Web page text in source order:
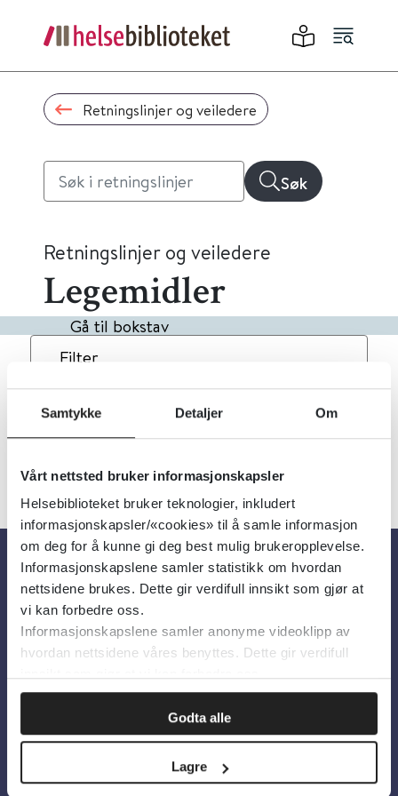
Samtykke Detaljer Om
Vårt nettsted bruker informasjonskapsler
Helsebiblioteket bruker teknologier, inkludert
informasjonskapsler/«cookies» til å samle informasjon
om deg for å kunne gi deg best mulig brukeropplevelse.
Informasjonskapslene samler statistikk om hvordan
nettsidene brukes. Dette gir verdifull innsikt som gjør at
vi kan forbedre oss.
Informasjonskapslene samler anonyme videoklipp av
hvordan nettsidene våres benyttes. Dette gir verdifull
Godta alle
Lagre
Retningslinjer og veiledere
Søk
Retningslinjer og veiledere
Legemidler
Gå til bokstav
Filter
4Treff Dato Alfabetisk
Om oss
Om Helsebiblioteket
Personvern og informasjonskapsler
Tilgjengelighetserklæring
Information in English
Bilder fra Colourbox.com